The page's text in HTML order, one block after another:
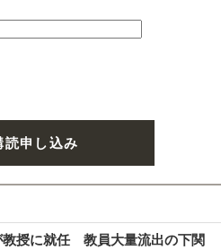
読申し込み
教授に就任 教員大量流出の下関